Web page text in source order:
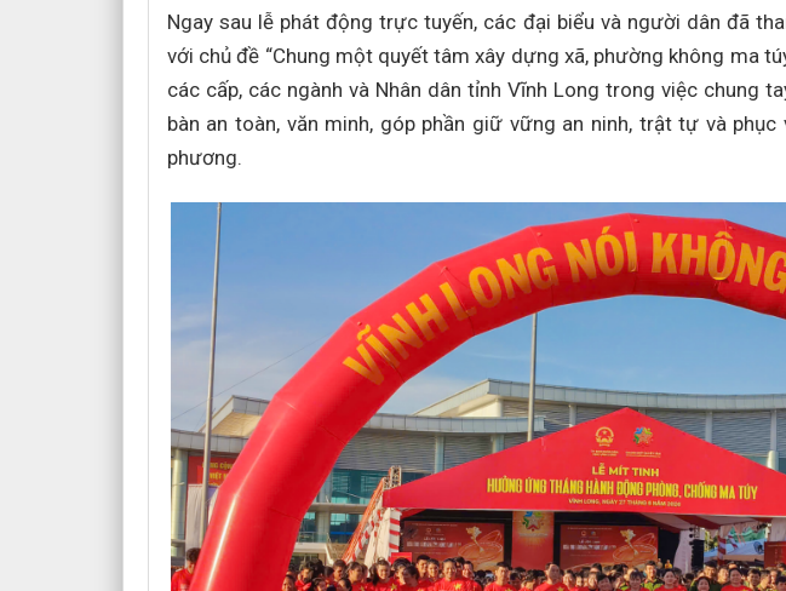
Ngay sau lễ phát động trực tuyến, các đại biểu và người dân đã
với chủ đề “Chung một quyết tâm xây dựng xã, phường không ma
các cấp, các ngành và Nhân dân tỉnh Vĩnh Long trong việc chung
bàn an toàn, văn minh, góp phần giữ vững an ninh, trật tự và
phương.